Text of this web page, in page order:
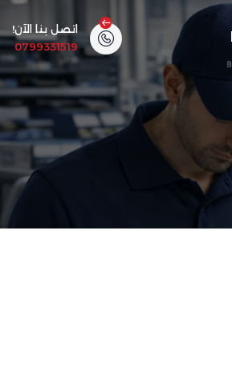
اتصل بنا الآن!
0799331519